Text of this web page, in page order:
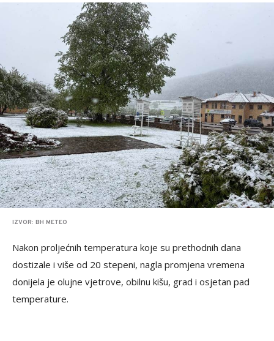
IZVOR: BH METEO
Nakon proljećnih temperatura koje su prethodnih dana
dostizale i više od 20 stepeni, nagla promjena vremena
donijela je olujne vjetrove, obilnu kišu, grad i osjetan pad
temperature.